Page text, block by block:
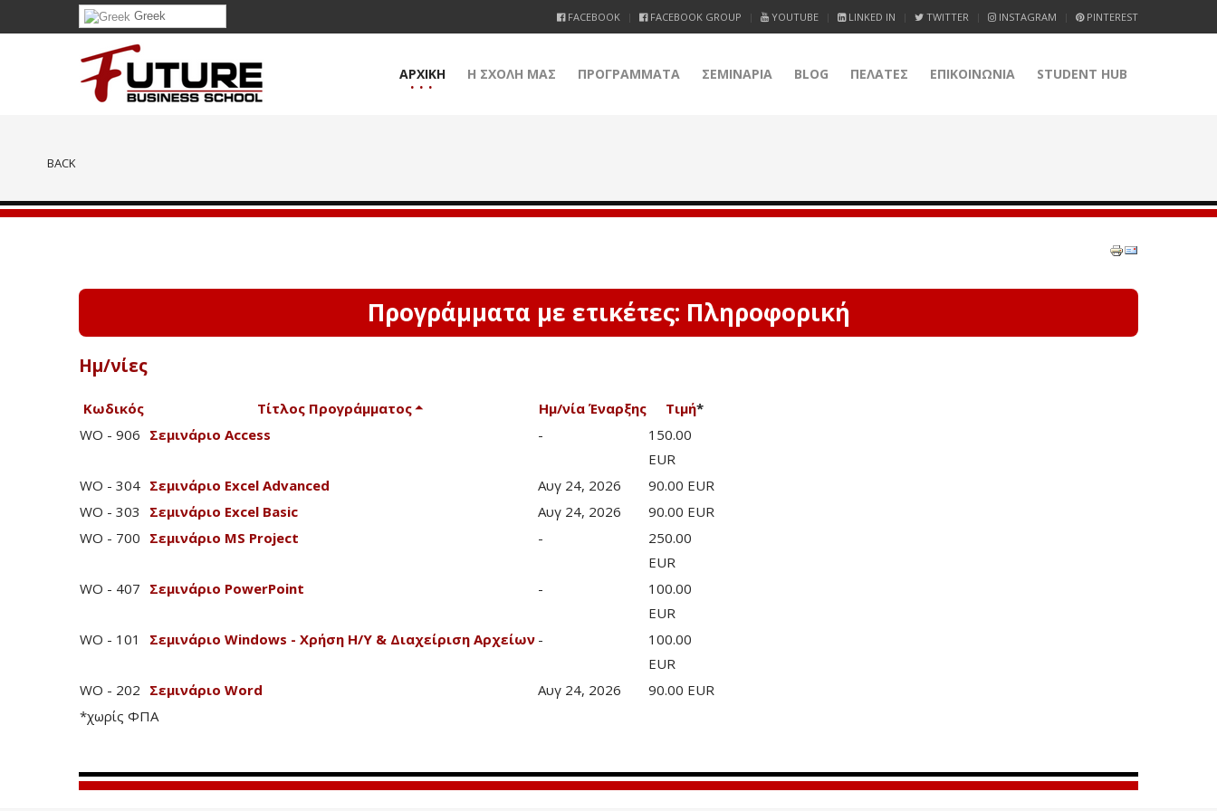
Greek FACEBOOK FACEBOOK GROUP YOUTUBE LINKED IN TWITTER INSTAGRAM PINTEREST
ΑΡΧΙΚΗ Η ΣΧΟΛΗ ΜΑΣ ΠΡΟΓΡΑΜΜΑΤΑ ΣΕΜΙΝΑΡΙΑ BLOG ΠΕΛΑΤΕΣ ΕΠΙΚΟΙΝΩΝΙΑ STUDENT HUB
BACK
Προγράμματα με ετικέτες: Πληροφορική
Ημ/νίες
Κωδικός Τίτλος Προγράμματος Ημ/νία Έναρξης Τιμή*
WO - 906 Σεμινάριο Access -
150.00
EUR
WO - 304 Σεμινάριο Excel Advanced Αυγ 24, 2026
90.00 EUR
WO - 303
Σεμινάριο Excel Basic Αυγ 24, 2026
90.00 EUR
WO - 700 Σεμινάριο MS Project -
250.00
EUR
WO - 407 Σεμινάριο PowerPoint -
100.00
EUR
WO - 101
Σεμινάριο Windows - Χρήση Η/Υ & Διαχείριση Αρχείων -
100.00
EUR
WO - 202 Σεμινάριο Word Αυγ 24, 2026
90.00 EUR
*χωρίς ΦΠΑ